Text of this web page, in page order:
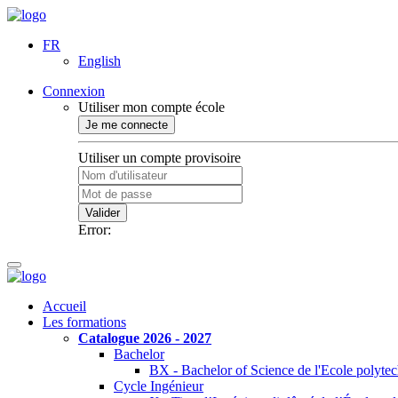
FR
English
Connexion
Utiliser mon compte école
Je me connecte
Utiliser un compte provisoire
Valider
Error:
Accueil
Les formations
Catalogue 2026 - 2027
Bachelor
BX - Bachelor of Science de l'Ecole
Cycle Ingénieur